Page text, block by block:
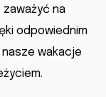
na
odpowiednim
wakacje